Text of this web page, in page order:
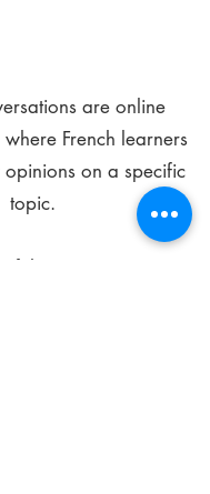
are online
French learners
on a specific
topic.
these meetings is to